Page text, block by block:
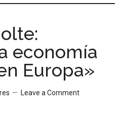
economía
Europa»
Leave a Comment